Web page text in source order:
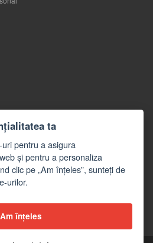
ta
pentru a asigura
și pentru a personaliza
clic pe „Am înțeles”, sunteți de
urilor.
Am înțeles